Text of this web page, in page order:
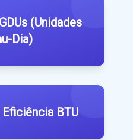
(Unidades
Dia)
BTU